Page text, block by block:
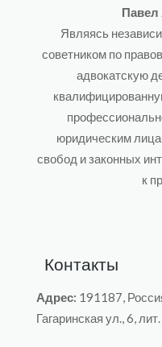
Павел
Являясь
советником по
адвокатскую
юридическим
свобод и законных
к
Контакты
Адрес: 191187,
Гагаринская ул., 6,